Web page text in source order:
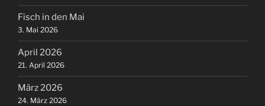
Fisch in den Mai
3. Mai 2026
April 2026
21. April 2026
März 2026
24. März 2026